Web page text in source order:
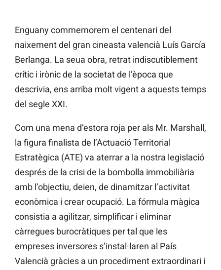
Enguany commemorem el centenari del
naixement del gran cineasta valencià Luís García
Berlanga. La seua obra, retrat indiscutiblement
crític i irònic de la societat de l’època que
descrivia, ens arriba molt vigent a aquests temps
del segle XXI.
Com una mena d’estora roja per als Mr. Marshall,
la figura finalista de l’Actuació Territorial
Estratègica (ATE) va aterrar a la nostra legislació
després de la crisi de la bombolla immobiliària
amb l’objectiu, deien, de dinamitzar l’activitat
econòmica i crear ocupació. La fórmula màgica
consistia a agilitzar, simplificar i eliminar
càrregues burocràtiques per tal que les
empreses inversores s’instal·laren al País
Valencià gràcies a un procediment extraordinari i